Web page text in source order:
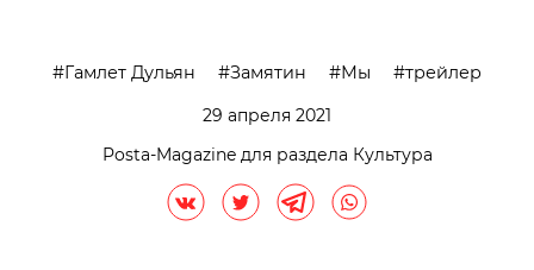
Гамлет Дульян Замятин Мы
трейлер
29 апреля 2021
Posta-Magazine для раздела Культура